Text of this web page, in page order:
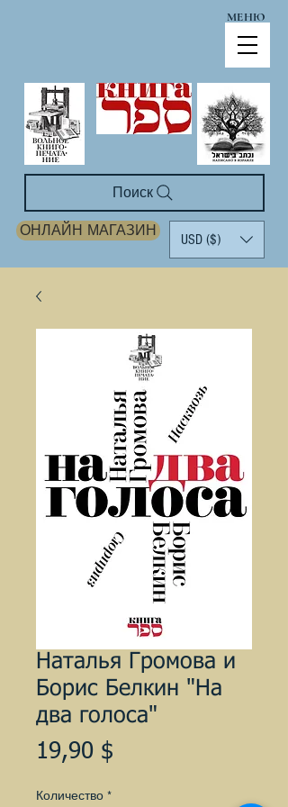
МЕНЮ
ОНЛАЙН МАГАЗИН
USD ($)
Поиск
Наталья Громова и
Борис Белкин "На
два голоса"
19,90 $
Количество *